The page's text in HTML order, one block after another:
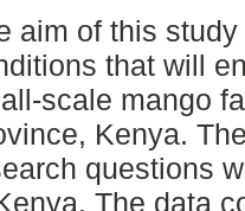
aim of this
that will
scale mango
Kenya.
questions
The data